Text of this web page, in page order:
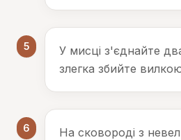
5
У мисці з'єднайте
злегка збийте
6
На сковороді з